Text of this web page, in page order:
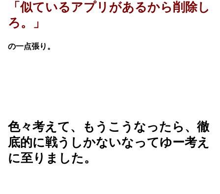
「似ているアプリがあるから削除し
ろ。」
の一点張り。
色々考えて、もうこうなったら、徹
底的に戦うしかないなってゆー考え
に至りました。